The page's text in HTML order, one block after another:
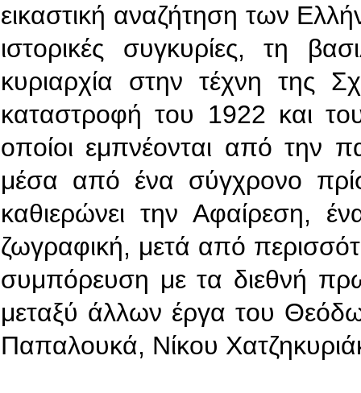
εικαστική αναζήτηση των
ιστορικές συγκυρίες, τη
κυριαρχία στην τέχνη της
καταστροφή του 1922 και
οποίοι εμπνέονται από την
μέσα από ένα σύγχρονο
καθιερώνει την Αφαίρεση,
ζωγραφική, μετά από
συμπόρευση με τα διεθνή
μεταξύ άλλων έργα του
Παπαλουκά, Νίκου